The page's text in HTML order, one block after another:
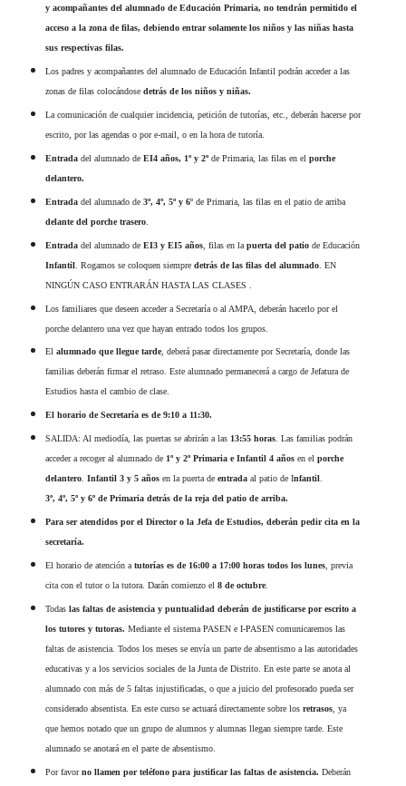
y acompañantes del alumnado de Educación Primaria, no tendrán permitido el
acceso a la zona de filas, debiendo entrar solamente los niños y las niñas hasta
sus respectivas filas.
Los padres y acompañantes del alumnado de Educación Infantil podrán acceder a las
zonas de filas colocándose detrás de los niños y niñas.
La comunicación de cualquier incidencia, petición de tutorías, etc., deberán hacerse por
escrito, por las agendas o por e-mail, o en la hora de tutoría.
Entradadel alumnado de EI4años, 1º y 2ºde Primaria, las filas en el porche
delantero.
Entradadel alumnado de 3º, 4º, 5º y 6º de Primaria, las filas en el patio de arriba
delante del porchetrasero.
Entradadel alumnado de EI3y EI5años, filas en la puerta del patiode Educación
Infantil. Rogamos se coloquen siempre detrás de las filas del alumnado. EN
NINGÚN CASO ENTRARÁN HASTA LAS CLASES .
Los familiares que deseen acceder a Secretaría o al AMPA, deberán hacerlo por el
porche delantero una vez que hayan entrado todos los grupos.
El alumnado que llegue tarde, deberá pasar directamente por Secretaría, donde las
familias deberán firmar el retraso. Este alumnado permanecerá a cargo de Jefatura de
Estudios hasta el cambio de clase.
El horario de Secretaría es de 9:10 a 11:30.
SALIDA: Al mediodía, las puertas se abrirán a las 13:55 horas. Las familias podrán
acceder a recoger al alumnado de 1º y 2º Primaria e Infantil 4añosen el porche
delantero. Infantil 3y 5añosen la puerta de entradaal patio de Infantil.
3º, 4º, 5º y 6º de Primaria detrás de la reja del patio de arriba.
Para ser atendidos por el Director o la Jefa de Estudios, deberán pedir cita en la
secretaría.
El horario de atención atutorías es de 16:00 a 17:00 horas todos los lunes, previa
cita con el tutor o la tutora. Darán comienzo el 8de octubre.
Todas las faltas de asistencia y puntualidad deberán de justificarse por escrito a
los tutores y tutoras. Mediante el sistema PASEN e I-PASEN comunicaremos las
faltas de asistencia. Todos los meses se envía un parte de absentismo a las autoridades
educativas y a los servicios sociales de la Junta de Distrito. En este parte se anota al
alumnado con más de 5 faltas injustificadas, o que a juicio del profesorado pueda ser
considerado absentista. En este curso se actuará directamente sobre los retrasos, ya
que hemos notado que un grupo de alumnos y alumnasllegan siempre tarde. Este
alumnado se anotará en el parte de absentismo.
Por favorno llamen por teléfono para justificar las faltas de asistencia. Deberán